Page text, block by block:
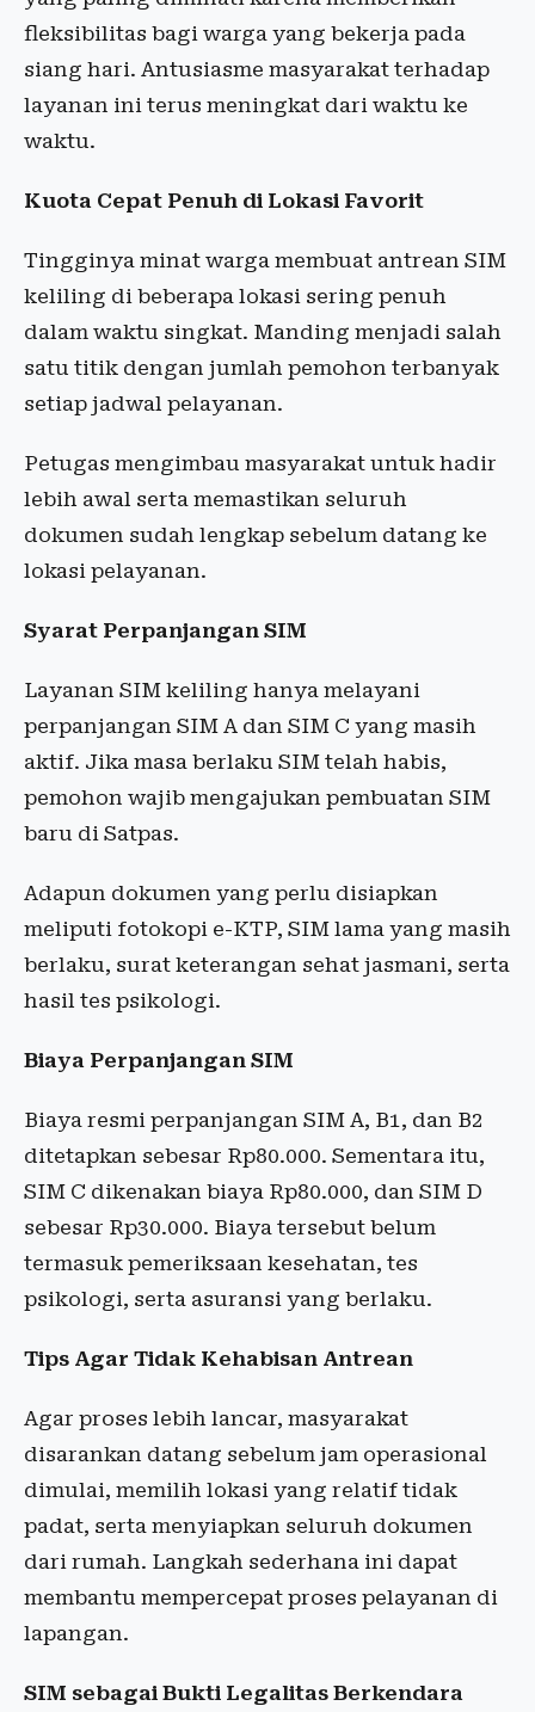
fleksibilitas bagi warga yang bekerja pada
siang hari. Antusiasme masyarakat terhadap
layanan ini terus meningkat dari waktu ke
waktu.
Kuota Cepat Penuh di Lokasi Favorit
Tingginya minat warga membuat antrean SIM
keliling di beberapa lokasi sering penuh
dalam waktu singkat. Manding menjadi salah
satu titik dengan jumlah pemohon terbanyak
setiap jadwal pelayanan.
Petugas mengimbau masyarakat untuk hadir
lebih awal serta memastikan seluruh
dokumen sudah lengkap sebelum datang ke
lokasi pelayanan.
Syarat Perpanjangan SIM
Layanan SIM keliling hanya melayani
perpanjangan SIM A dan SIM C yang masih
aktif. Jika masa berlaku SIM telah habis,
pemohon wajib mengajukan pembuatan SIM
baru di Satpas.
Adapun dokumen yang perlu disiapkan
meliputi fotokopi e-KTP, SIM lama yang masih
berlaku, surat keterangan sehat jasmani, serta
hasil tes psikologi.
Biaya Perpanjangan SIM
Biaya resmi perpanjangan SIM A, B1, dan B2
ditetapkan sebesar Rp80.000. Sementara itu,
SIM C dikenakan biaya Rp80.000, dan SIM D
sebesar Rp30.000. Biaya tersebut belum
termasuk pemeriksaan kesehatan, tes
psikologi, serta asuransi yang berlaku.
Tips Agar Tidak Kehabisan Antrean
Agar proses lebih lancar, masyarakat
disarankan datang sebelum jam operasional
dimulai, memilih lokasi yang relatif tidak
padat, serta menyiapkan seluruh dokumen
dari rumah. Langkah sederhana ini dapat
membantu mempercepat proses pelayanan di
lapangan.
SIM sebagai Bukti Legalitas Berkendara